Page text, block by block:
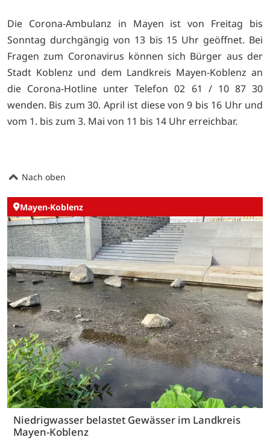
Die Corona-Ambulanz in Mayen ist von Freitag bis
Sonntag durchgängig von 13 bis 15 Uhr geöffnet. Bei
Fragen zum Coronavirus können sich Bürger aus der
Stadt Koblenz und dem Landkreis Mayen-Koblenz an
die Corona-Hotline unter Telefon 02 61 / 10 87 30
wenden. Bis zum 30. April ist diese von 9 bis 16 Uhr und
vom 1. bis zum 3. Mai von 11 bis 14 Uhr erreichbar.
Nach oben
Mayen-Koblenz
Niedrigwasser belastet Gewässer im Landkreis
Mayen-Koblenz